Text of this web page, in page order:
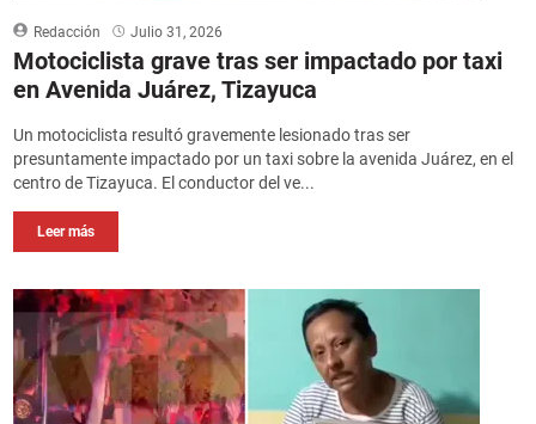
Redacción Julio 31, 2026
Motociclista grave tras ser impactado por taxi
en Avenida Juárez, Tizayuca
Un motociclista resultó gravemente lesionado tras ser
presuntamente impactado por un taxi sobre la avenida Juárez, en el
centro de Tizayuca. El conductor del ve...
Leer más